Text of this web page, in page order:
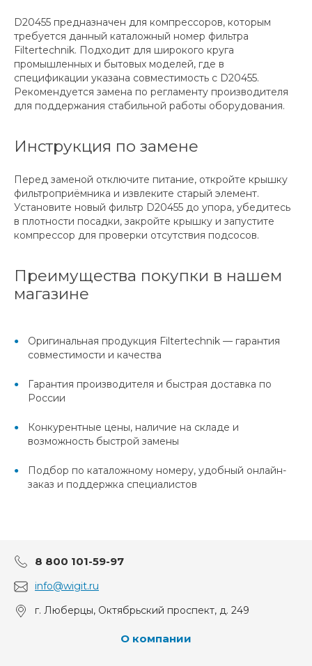
D20455 предназначен для компрессоров, которым
требуется данный каталожный номер фильтра
Filtertechnik. Подходит для широкого круга
промышленных и бытовых моделей, где в
спецификации указана совместимость с D20455.
Рекомендуется замена по регламенту производителя
для поддержания стабильной работы оборудования.
Инструкция по замене
Перед заменой отключите питание, откройте крышку
фильтроприёмника и извлеките старый элемент.
Установите новый фильтр D20455 до упора, убедитесь
в плотности посадки, закройте крышку и запустите
компрессор для проверки отсутствия подсосов.
Преимущества покупки в нашем
магазине
Оригинальная продукция Filtertechnik — гарантия
совместимости и качества
Гарантия производителя и быстрая доставка по
России
Конкурентные цены, наличие на складе и
возможность быстрой замены
Подбор по каталожному номеру, удобный онлайн-
заказ и поддержка специалистов
8 800 101-59-97
info@wigit.ru
г. Люберцы, Октябрьский проспект, д. 249
О компании